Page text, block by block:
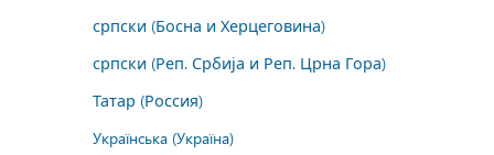
српски (Босна и Херцеговина)
српски (Реп. Србија и Реп. Црна Гора)
Татар (Россия)
Українська (Україна)